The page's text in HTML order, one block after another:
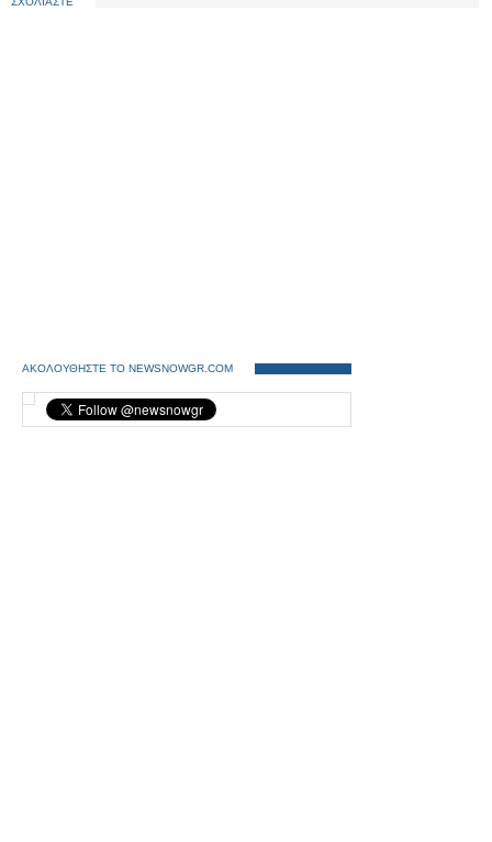
ΑΚΟΛΟΥΘΗΣΤΕ ΤΟ NEWSNOWGR.COM